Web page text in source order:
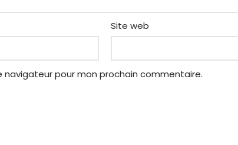
Site web
pour mon prochain commentaire.